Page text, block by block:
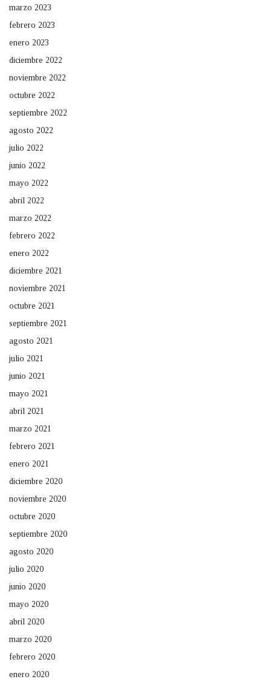
marzo 2023
febrero 2023
enero 2023
diciembre 2022
noviembre 2022
octubre 2022
septiembre 2022
agosto 2022
julio 2022
junio 2022
mayo 2022
abril 2022
marzo 2022
febrero 2022
enero 2022
diciembre 2021
noviembre 2021
octubre 2021
septiembre 2021
agosto 2021
julio 2021
junio 2021
mayo 2021
abril 2021
marzo 2021
febrero 2021
enero 2021
diciembre 2020
noviembre 2020
octubre 2020
septiembre 2020
agosto 2020
julio 2020
junio 2020
mayo 2020
abril 2020
marzo 2020
febrero 2020
enero 2020